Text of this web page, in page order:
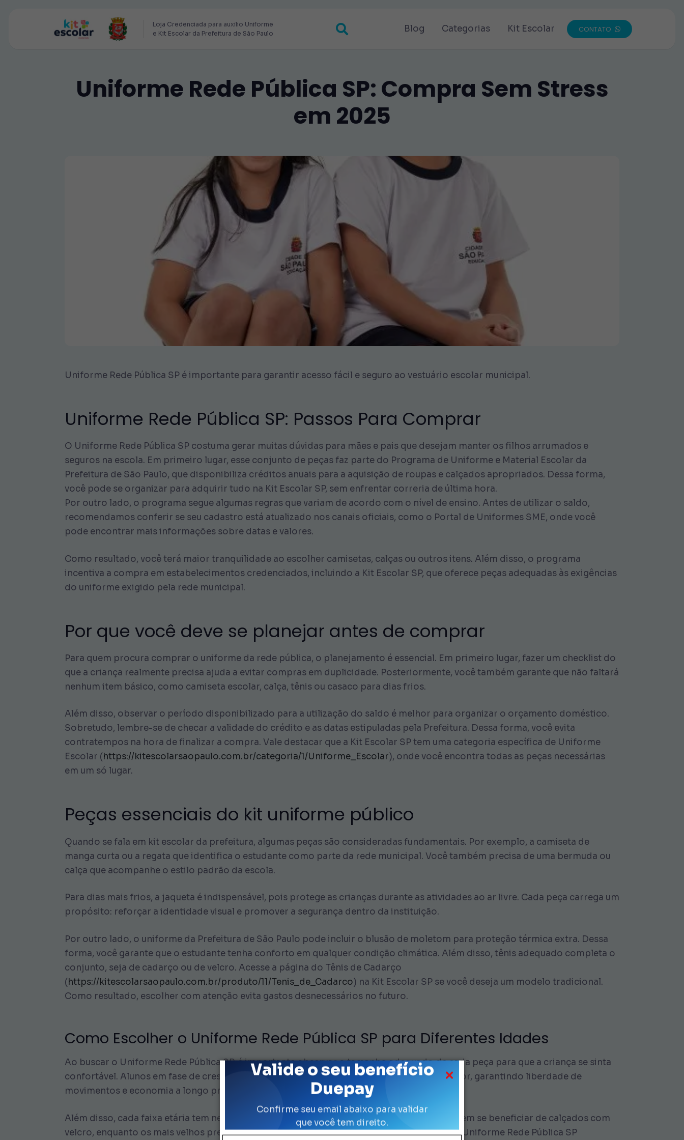
Valide o seu benefício
Duepay
Confirme seu email abaixo para validar
que você tem direito.
Loja Credenciada para auxilio Uniforme
e Kit Escolar da Prefeitura de São Paulo
Blog Categorias Kit Escolar CONTATO
Uniforme Rede Pública SP: Compra Sem Stress
em 2025
Uniforme Rede Pública SP é importante para garantir acesso fácil e seguro ao vestuário escolar municipal.
Uniforme Rede Pública SP: Passos Para Comprar
O Uniforme Rede Pública SP costuma gerar muitas dúvidas para mães e pais que desejam manter os filhos arrumados e
seguros na escola. Em primeiro lugar, esse conjunto de peças faz parte do Programa de Uniforme e Material Escolar da
Prefeitura de São Paulo, que disponibiliza créditos anuais para a aquisição de roupas e calçados apropriados. Dessa forma,
você pode se organizar para adquirir tudo na Kit Escolar SP, sem enfrentar correria de última hora.
Por outro lado, o programa segue algumas regras que variam de acordo com o nível de ensino. Antes de utilizar o saldo,
recomendamos conferir se seu cadastro está atualizado nos canais oficiais, como o Portal de Uniformes SME, onde você
pode encontrar mais informações sobre datas e valores.
Como resultado, você terá maior tranquilidade ao escolher camisetas, calças ou outros itens. Além disso, o programa
incentiva a compra em estabelecimentos credenciados, incluindo a Kit Escolar SP, que oferece peças adequadas às exigências
do uniforme exigido pela rede municipal.
Por que você deve se planejar antes de comprar
Para quem procura comprar o uniforme da rede pública, o planejamento é essencial. Em primeiro lugar, fazer um checklist do
que a criança realmente precisa ajuda a evitar compras em duplicidade. Posteriormente, você também garante que não faltará
nenhum item básico, como camiseta escolar, calça, tênis ou casaco para dias frios.
Além disso, observar o período disponibilizado para a utilização do saldo é melhor para organizar o orçamento doméstico.
Sobretudo, lembre-se de checar a validade do crédito e as datas estipuladas pela Prefeitura. Dessa forma, você evita
contratempos na hora de finalizar a compra. Vale destacar que a Kit Escolar SP tem uma categoria específica de Uniforme
Escolar (https://kitescolarsaopaulo.com.br/categoria/1/Uniforme_Escolar), onde você encontra todas as peças necessárias
em um só lugar.
Peças essenciais do kit uniforme público
Quando se fala em kit escolar da prefeitura, algumas peças são consideradas fundamentais. Por exemplo, a camiseta de
manga curta ou a regata que identifica o estudante como parte da rede municipal. Você também precisa de uma bermuda ou
calça que acompanhe o estilo padrão da escola.
Para dias mais frios, a jaqueta é indispensável, pois protege as crianças durante as atividades ao ar livre. Cada peça carrega um
propósito: reforçar a identidade visual e promover a segurança dentro da instituição.
Por outro lado, o uniforme da Prefeitura de São Paulo pode incluir o blusão de moletom para proteção térmica extra. Dessa
forma, você garante que o estudante tenha conforto em qualquer condição climática. Além disso, tênis adequado completa o
conjunto, seja de cadarço ou de velcro. Acesse a página do Tênis de Cadarço
(https://kitescolarsaopaulo.com.br/produto/11/Tenis_de_Cadarco) na Kit Escolar SP se você deseja um modelo tradicional.
Como resultado, escolher com atenção evita gastos desnecessários no futuro.
Como Escolher o Uniforme Rede Pública SP para Diferentes Idades
Ao buscar o Uniforme Rede Pública SP, é importante observar o tamanho adequado de cada peça para que a criança se sinta
confortável. Alunos em fase de crescimento acelerado podem precisar de um número maior, garantindo liberdade de
movimentos e economia a longo prazo.
Além disso, cada faixa etária tem necessidades específicas. Os estudantes mais novos podem se beneficiar de calçados com
velcro, enquanto os mais velhos preferem modelos de cadarço. Assim, você garante que o Uniforme Rede Pública SP